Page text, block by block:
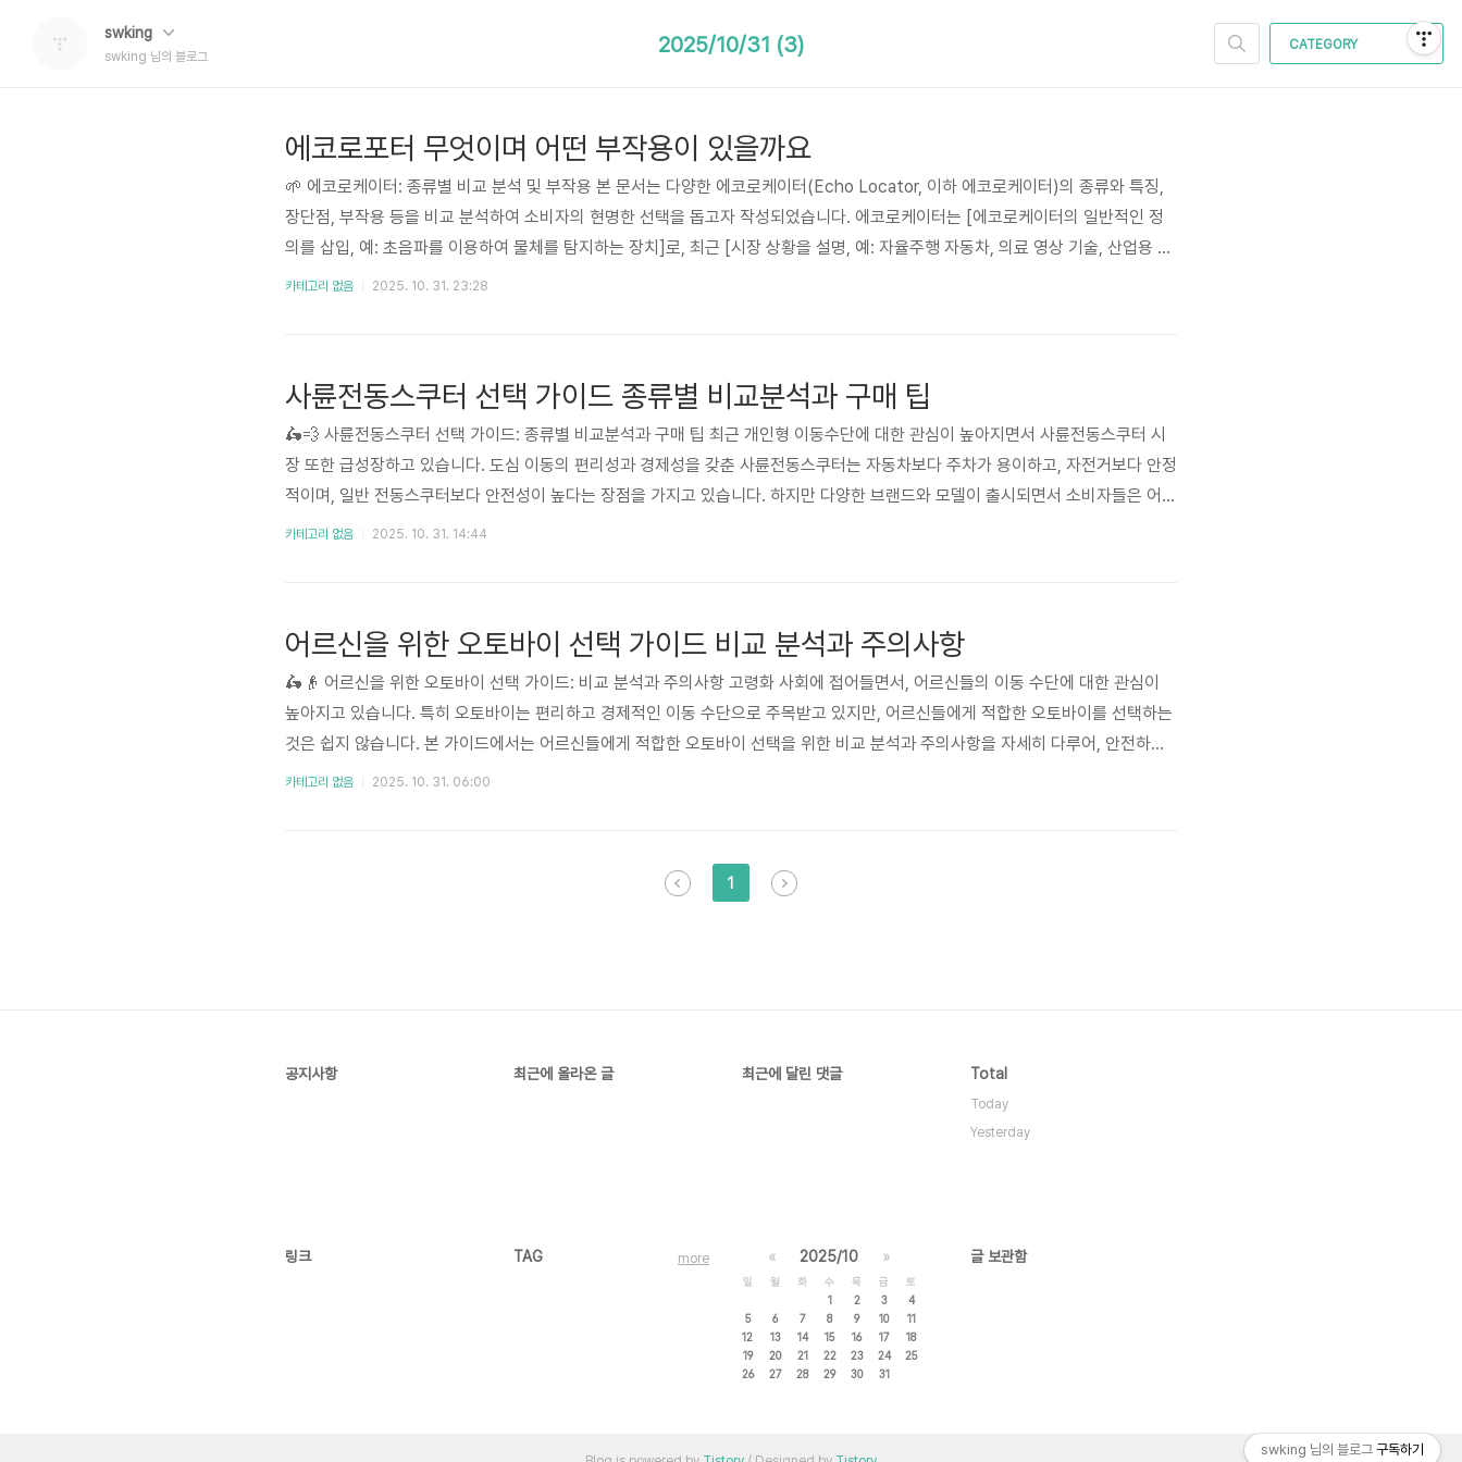
swking
swking 님의 블로그
CATEGORY
2025/10/31 (3)
에코로포터 무엇이며 어떤 부작용이 있을까요
🌱 에코로케이터: 종류별 비교 분석 및 부작용 본 문서는 다양한 에코로케이터(Echo Locator, 이하 에코로케이터)의 종류와 특징,
장단점, 부작용 등을 비교 분석하여 소비자의 현명한 선택을 돕고자 작성되었습니다. 에코로케이터는 [에코로케이터의 일반적인 정
의를 삽입, 예: 초음파를 이용하여 물체를 탐지하는 장치]로, 최근 [시장 상황을 설명, 예: 자율주행 자동차, 의료 영상 기술, 산업용 검
사 등 다양한 분야에서 활용 범위가 확대되고 있습니다. 특히, [시장 트렌드를 구체적으로 언급, 예: 소형화, 고해상도, 저가격화 경쟁
카테고리 없음 2025. 10. 31. 23:28
사륜전동스쿠터 선택 가이드 종류별 비교분석과 구매 팁
🛵💨 사륜전동스쿠터 선택 가이드: 종류별 비교분석과 구매 팁 최근 개인형 이동수단에 대한 관심이 높아지면서 사륜전동스쿠터 시
장 또한 급성장하고 있습니다. 도심 이동의 편리성과 경제성을 갖춘 사륜전동스쿠터는 자동차보다 주차가 용이하고, 자전거보다 안정
적이며, 일반 전동스쿠터보다 안전성이 높다는 장점을 가지고 있습니다. 하지만 다양한 브랜드와 모델이 출시되면서 소비자들은 어떤
제품을 선택해야 할지 어려움을 겪고 있습니다. 이 가이드는 주요 사륜전동스쿠터 모델을 비교 분석하고, 구매 시 고려해야 할 중요한
카테고리 없음 2025. 10. 31. 14:44
어르신을 위한 오토바이 선택 가이드 비교 분석과 주의사항
🛵👴 어르신을 위한 오토바이 선택 가이드: 비교 분석과 주의사항 고령화 사회에 접어들면서, 어르신들의 이동 수단에 대한 관심이
높아지고 있습니다. 특히 오토바이는 편리하고 경제적인 이동 수단으로 주목받고 있지만, 어르신들에게 적합한 오토바이를 선택하는
것은 쉽지 않습니다. 본 가이드에서는 어르신들에게 적합한 오토바이 선택을 위한 비교 분석과 주의사항을 자세히 다루어, 안전하고
편안한 라이딩을 위한 정보를 제공합니다. 최근 몇 년간 전기 오토바이의 등장과 함께 시장은 다양화되었고, 저배기량 오토바이 시장
카테고리 없음 2025. 10. 31. 06:00
1
공지사항 최근에 올라온 글 최근에 달린 댓글 Total
Today
Yesterday
링크 TAG more « 2025/10 »
일 월 화 수 목 금
토
1
2 3
4
5
6 7 8 9 10
11
12
13 14 15 16 17
18
19
20 21 22 23 24
25
26
27 28 29 30 31
글 보관함
swking 님의 블로그 구독하기